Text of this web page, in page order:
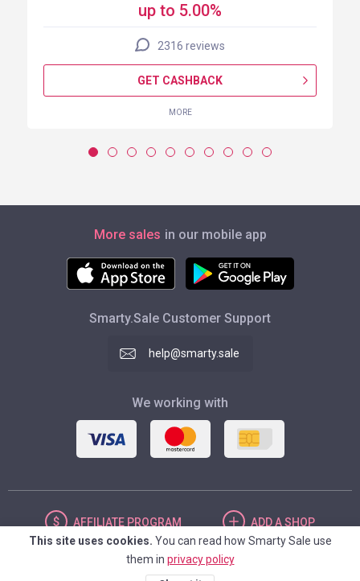
up to 5.00%
2316 reviews
GET CASHBACK
MORE
More sales in our mobile app
Smarty.Sale Customer Support
help@smarty.sale
We working with
AFFILIATE PROGRAM ADDA SHOP
UNITED STATES
This site uses cookies. You can read how Smarty Sale use
them in privacy policy